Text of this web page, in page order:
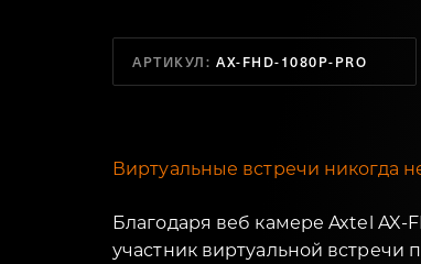
АРТИКУЛ: AX-FHD-1080P-PRO
Виртуальные встречи никогда
Благодаря веб камере Axtel AX-
участник виртуальной встречи